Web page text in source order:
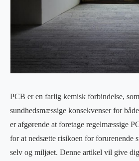
PCB er en farlig kemisk forbindelse,
sundhedsmæssige konsekvenser for
er afgørende at foretage regelmæssige
for at nedsætte risikoen for forurenende
selv og miljøet. Denne artikel vil give